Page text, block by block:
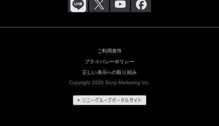
ご利用条件
プライバシーポリシー
正しい表示への取り組み
Copyright 2026 Sony Marketing Inc.